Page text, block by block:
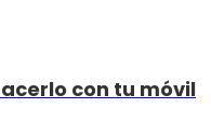
con tu móvil